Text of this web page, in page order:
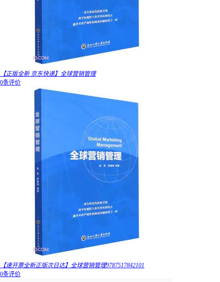
【正版全新 京东快递】全球营销管理
0条评价
【速开票全新正版次日达】全球营销管理9787517842101
0条评价